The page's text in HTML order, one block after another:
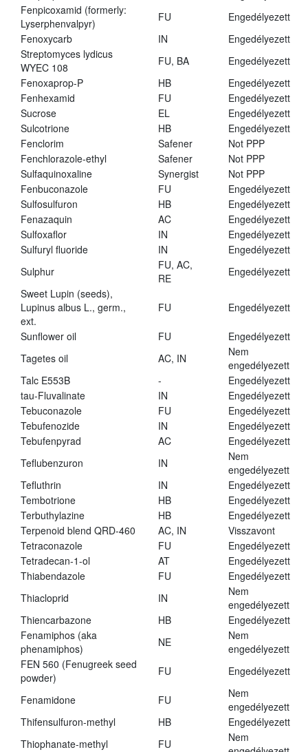
Fenpicoxamid (formerly:
Lyserphenvalpyr)
FU
Engedélyezett
Fenoxycarb
IN
Engedélyezett
Streptomyces lydicus
WYEC 108
FU, BA
Engedélyezett
Fenoxaprop-P
HB
Engedélyezett
Fenhexamid
FU
Engedélyezett
Sucrose
EL
Engedélyezett
Sulcotrione
HB
Engedélyezett
Fenclorim
Safener
Not PPP
Fenchlorazole-ethyl
Safener
Not PPP
Sulfaquinoxaline
Synergist
Not PPP
Fenbuconazole
FU
Engedélyezett
Sulfosulfuron
HB
Engedélyezett
Fenazaquin
AC
Engedélyezett
Sulfoxaflor
IN
Engedélyezett
Sulfuryl fluoride
IN
Engedélyezett
Sulphur
FU, AC,
RE
Engedélyezett
Sweet Lupin (seeds),
Lupinus albus L., germ.,
ext.
FU Engedélyezett
Sunflower oil FU
Engedélyezett
Tagetes oil
AC, IN
Nem
engedélyezett
Talc E553B
-
Engedélyezett
tau-Fluvalinate
IN
Engedélyezett
Tebuconazole
FU
Engedélyezett
Tebufenozide
IN
Engedélyezett
Tebufenpyrad
AC
Engedélyezett
Teflubenzuron
IN
Nem
engedélyezett
Tefluthrin
IN
Engedélyezett
Tembotrione
HB
Engedélyezett
Terbuthylazine
HB
Engedélyezett
Terpenoid blend QRD-460
AC, IN
Visszavont
Tetraconazole
FU
Engedélyezett
Tetradecan-1-ol
AT
Engedélyezett
Thiabendazole
FU
Engedélyezett
Thiacloprid
IN
Nem
engedélyezett
Thiencarbazone
HB
Engedélyezett
Fenamiphos (aka
phenamiphos)
NE
Nem
engedélyezett
FEN 560 (Fenugreek seed
powder)
FU Engedélyezett
Fenamidone FU
Nem
engedélyezett
Thifensulfuron-methyl
HB
Engedélyezett
Thiophanate-methyl
FU
Nem